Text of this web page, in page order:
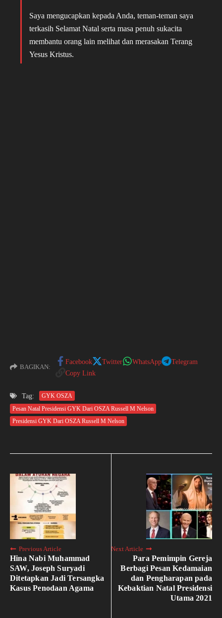
Saya mengucapkan kepada Anda, teman-teman saya
terkasih Selamat Natal serta masa penuh sukacita
membantu orang lain melihat dan merasakan Terang
Yesus Kristus.
BAGIKAN:
Facebook Twitter WhatsApp
Telegram
Copy Link
Tag:
GYK OSZA
Pesan Natal Presidensi GYK Dari OSZA Russell M Nelson
Presidensi GYK Dari OSZA Russell M Nelson
Previous Article
Hina Nabi Muhammad
SAW, Joseph Suryadi
Ditetapkan Jadi Tersangka
Kasus Penodaan Agama
Next Article
Para Pemimpin Gereja
Berbagi Pesan Kedamaian
dan Pengharapan pada
Kebaktian Natal Presidensi
Utama 2021